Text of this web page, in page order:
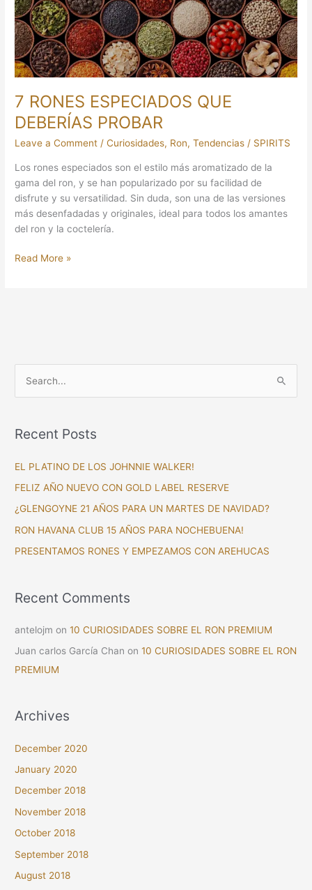
7 RONES ESPECIADOS QUE
DEBERÍAS PROBAR
Leave a Comment /Curiosidades, Ron,Tendencias / SPIRITS
Los rones especiados son el estilo más aromatizado de la
gama del ron, y se han popularizado por su facilidad de
disfrute y su versatilidad. Sin duda, son una de las versiones
más desenfadadas y originales, ideal para todos los amantes
del ron y la coctelería.
PROBAR
Read More »
r
o
r
:
Recent Posts
EL PLATINO DE LOS JOHNNIE WALKER!
FELIZ AÑO NUEVO CON GOLD LABEL RESERVE
¿GLENGOYNE 21 AÑOS PARA UN MARTES DE NAVIDAD?
RON HAVANA CLUB 15 AÑOS PARA NOCHEBUENA!
PRESENTAMOS RONES Y EMPEZAMOS CON AREHUCAS
Recent Comments
antelojm on10 CURIOSIDADES SOBRE EL RON PREMIUM
Juan carlos García Chan on10 CURIOSIDADES SOBRE EL RON
PREMIUM
Archives
December 2020
January 2020
December 2018
November 2018
October 2018
September 2018
August 2018